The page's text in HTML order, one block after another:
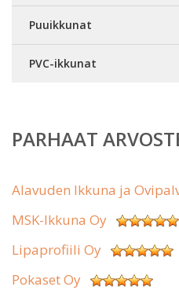
Puuikkunat
PVC-ikkunat
PARHAAT
Alavuden Ikkuna ja
MSK-Ikkuna Oy
Lipaprofiili Oy
Pokaset Oy